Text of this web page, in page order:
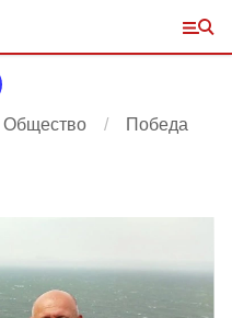
Общество Победа